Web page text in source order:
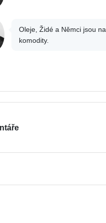
Oleje, Židé a Němci jsou
komodity.